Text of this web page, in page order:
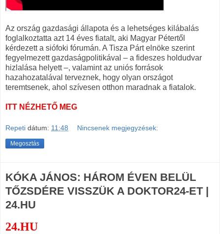
Az ország gazdasági állapota és a lehetséges kilábalás
foglalkoztatta azt 14 éves fiatalt, aki Magyar Pétertől
kérdezett a siófoki fórumán. A Tisza Párt elnöke szerint
fegyelmezett gazdaságpolitikával – a fideszes holdudvar
hizlalása helyett –, valamint az uniós források
hazahozatalával terveznek, hogy olyan országot
teremtsenek, ahol szívesen otthon maradnak a fiatalok.
ITT NÉZHETŐ MEG
Repeti dátum: 11:48 Nincsenek megjegyzések:
Megosztás
KÓKA JÁNOS: HÁROM ÉVEN BELÜL
TŐZSDÉRE VISSZÜK A DOKTOR24-ET |
24.HU
24.HU